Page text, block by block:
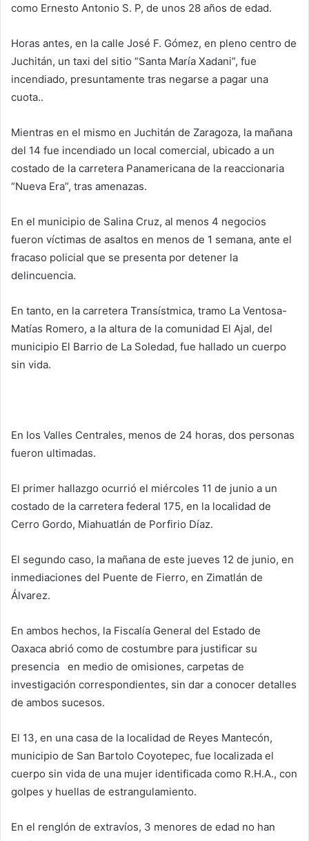
como Ernesto Antonio S. P, de unos 28 años de edad.
Horas antes, en la calle José F. Gómez, en pleno centro de
Juchitán, un taxi del sitio “Santa María Xadani”, fue
incendiado, presuntamente tras negarse a pagar una
cuota..
Mientras en el mismo en Juchitán de Zaragoza, la mañana
del 14 fue incendiado un local comercial, ubicado a un
costado de la carretera Panamericana de la reaccionaria
“Nueva Era”, tras amenazas.
En el municipio de Salina Cruz, al menos 4 negocios
fueron víctimas de asaltos en menos de 1 semana, ante el
fracaso policial que se presenta por detener la
delincuencia.
En tanto, en la carretera Transístmica, tramo La Ventosa-
Matías Romero, a la altura de la comunidad El Ajal, del
municipio El Barrio de La Soledad, fue hallado un cuerpo
sin vida.
En los Valles Centrales, menos de 24 horas, dos personas
fueron ultimadas.
El primer hallazgo ocurrió el miércoles 11 de junio a un
costado de la carretera federal 175, en la localidad de
Cerro Gordo, Miahuatlán de Porfirio Díaz.
El segundo caso, la mañana de este jueves 12 de junio, en
inmediaciones del Puente de Fierro, en Zimatlán de
Álvarez.
En ambos hechos, la Fiscalía General del Estado de
Oaxaca abrió como de costumbre para justificar su
presencia en medio de omisiones, carpetas de
investigación correspondientes, sin dar a conocer detalles
de ambos sucesos.
El 13, en una casa de la localidad de Reyes Mantecón,
municipio de San Bartolo Coyotepec, fue localizada el
cuerpo sin vida de una mujer identificada como R.H.A., con
golpes y huellas de estrangulamiento.
En el renglón de extravíos, 3 menores de edad no han